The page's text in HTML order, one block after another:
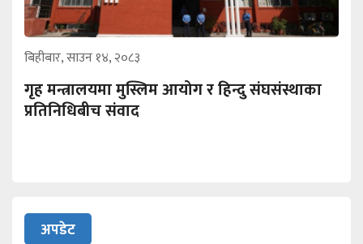
बिहीबार, साउन १४, २०८३
गृह मन्त्रालयमा मुस्लिम आयोग र हिन्दु संघसंस्थाका
प्रतिनिधिबीच संवाद
अपडेट